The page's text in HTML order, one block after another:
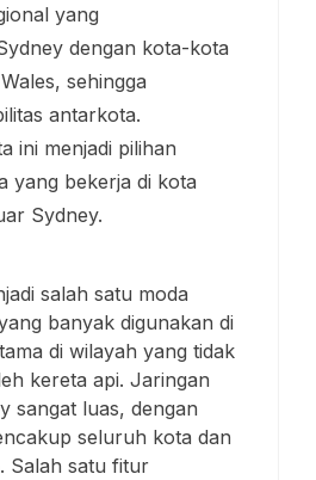
yang
dengan kota-kota
sehingga
antarkota.
ini menjadi pilihan
yang bekerja di kota
Sydney.
salah satu moda
banyak digunakan di
di wilayah yang tidak
kereta api. Jaringan
sangat luas, dengan
seluruh kota dan
Salah satu fitur